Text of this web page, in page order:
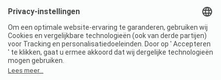
Imprint
Jouw privacy
Voorwaarden
Wet digitale diensten